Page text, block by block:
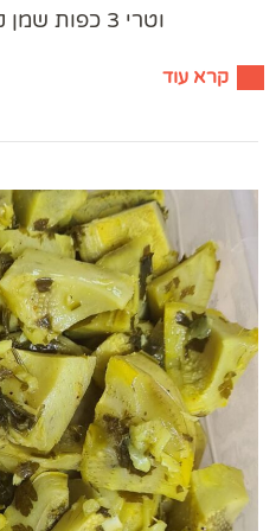
וטרי 3 כפות שמן קנולה 1 כפית …
קרא עוד